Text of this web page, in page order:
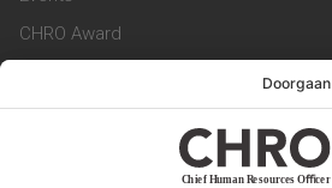
CHRO Award
CHRO Magazine
Service & Contact